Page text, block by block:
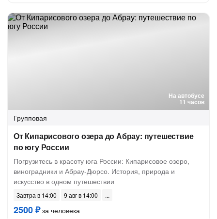
На автобусе
11 часов
Групповая
От Кипарисового озера до Абрау: путешествие
по югу России
Погрузитесь в красоту юга России: Кипарисовое озеро,
виноградники и Абрау-Дюрсо. История, природа и
искусство в одном путешествии
Завтра в 14:00 9 авг в 14:00
2500 ₽за человека